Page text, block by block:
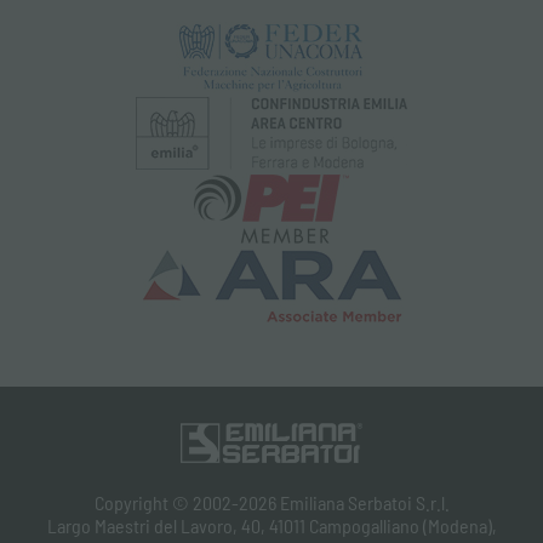
Copyright © 2002-2026 Emiliana Serbatoi S.r.l.
Largo Maestri del Lavoro, 40, 41011 Campogalliano (Modena),